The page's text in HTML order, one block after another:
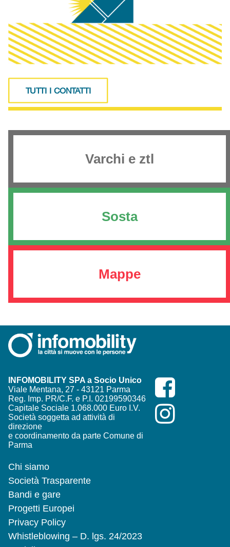
TUTTI I CONTATTI
Varchi e ztl
Sosta
Mappe
INFOMOBILITY SPA a Socio Unico
Viale Mentana, 27 - 43121 Parma
Reg. Imp. PR/C.F. e P.I. 02199590346
Capitale Sociale 1.068.000 Euro I.V.
Società soggetta ad attività di
direzione
e coordinamento da parte Comune di
Parma
Chi siamo
Società Trasparente
Bandi e gare
Progetti Europei
Privacy Policy
Whistleblowing – D. lgs. 24/2023